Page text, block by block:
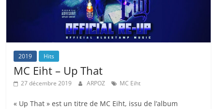
2019 Hits
MC Eiht – Up That
27 décembre 2019 ARPOZ MC Eiht
« Up That » est un titre de MC Eiht, issu de l’album